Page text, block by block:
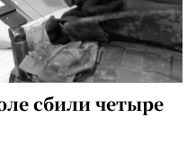
сбили четыре